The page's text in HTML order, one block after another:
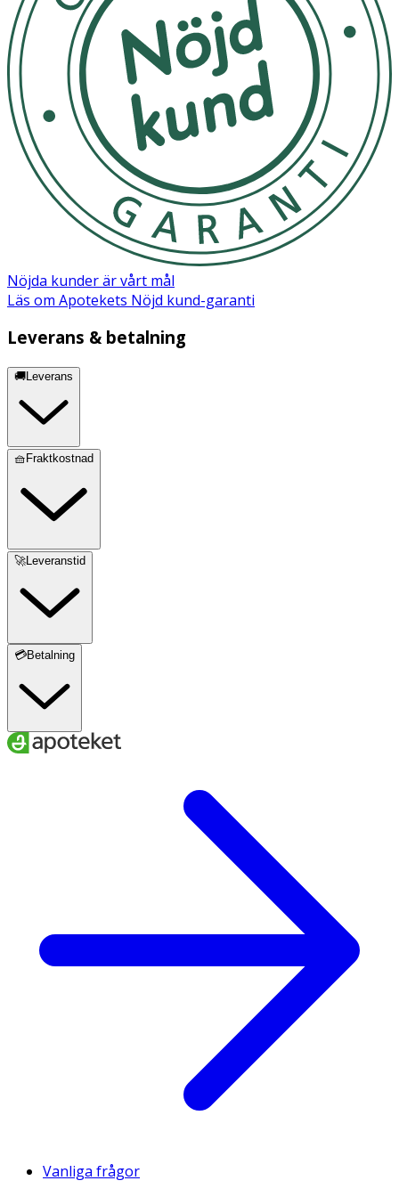
Cocoamphoacetate, Ascorbyl Palmitate, Methylparaben,
Ethylparaben
Nöjda kunder är vårt mål
Läs om Apotekets Nöjd kund-garanti
Leverans & betalning
🚚Leverans
🧺Fraktkostnad
🚀Leveranstid
💳Betalning
Vanliga frågor